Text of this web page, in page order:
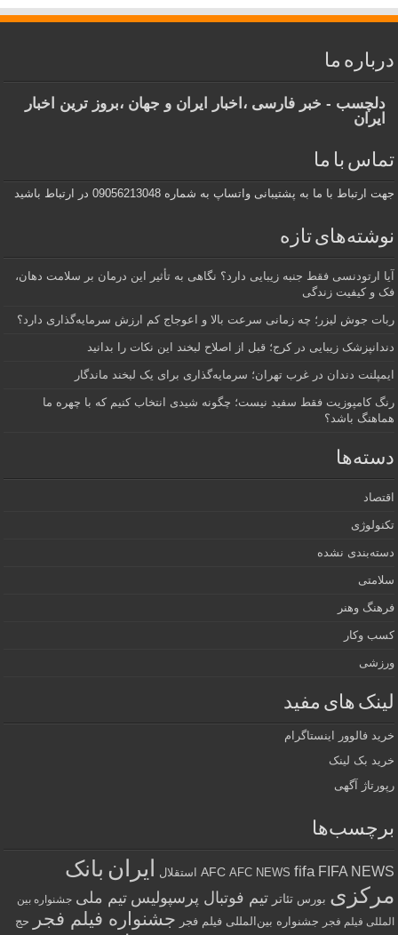
درباره ما
دلچسب - خبر فارسی ،اخبار ایران و جهان ،بروز ترین اخبار
ایران
تماس با ما
جهت ارتباط با ما به پشتیبانی واتساپ به شماره 09056213048 در ارتباط باشید
نوشته‌های تازه
آیا ارتودنسی فقط جنبه زیبایی دارد؟ نگاهی به تأثیر این درمان بر سلامت دهان،
فک و کیفیت زندگی
ربات جوش لیزر؛ چه زمانی سرعت بالا و اعوجاج کم ارزش سرمایه‌گذاری دارد؟
دندانپزشک زیبایی در کرج؛ قبل از اصلاح لبخند این نکات را بدانید
ایمپلنت دندان در غرب تهران؛ سرمایه‌گذاری برای یک لبخند ماندگار
رنگ کامپوزیت فقط سفید نیست؛ چگونه شیدی انتخاب کنیم که با چهره ما
هماهنگ باشد؟
دسته‌ها
اقتصاد
تکنولوژی
دسته‌بندی نشده
سلامتی
فرهنگ وهنر
کسب وکار
ورزشی
لینک های مفید
خرید فالوور اینستاگرام
خرید بک لینک
رپورتاژ آگهی
برچسب‌ها
AFC AFC NEWS fifa FIFA NEWS استقلال ایران بانک
مرکزی بورس تئاتر تیم فوتبال پرسپولیس تیم ملی جشنواره بین
المللی فیلم فجر جشنواره بین‌المللی فیلم فجر جشنواره فیلم فجر حج